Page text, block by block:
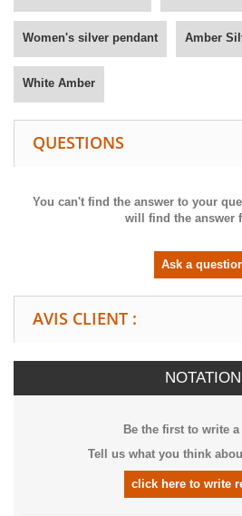
Women's silver pendant Amber
White Amber
QUESTIONS
You can't find the answer to your
will find the answer
Ask a
AVIS CLIENT :
NOTATION
Be the first to write a
Tell us what you think
click here to write